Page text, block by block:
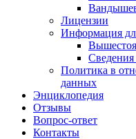
Лицензии
Информация
Политика в
данных
Энциклопедия
Отзывы
Вопрос-ответ
Контакты